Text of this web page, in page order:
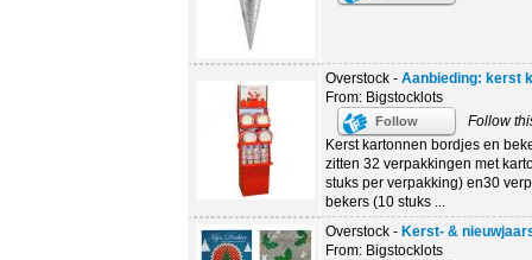
Overstock - Aanbieding: kerst
From: Bigstocklots
Follow
Follow
Kerst kartonnen bordjes en
zitten 32 verpakkingen met
stuks per verpakking) en30
bekers (10 stuks ...
Overstock - Kerst- &
From: Bigstocklots